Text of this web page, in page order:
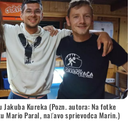
Kureka (Pozn. autora: Na fotke
Mario Paral, naľavo sprievodca Marin.)